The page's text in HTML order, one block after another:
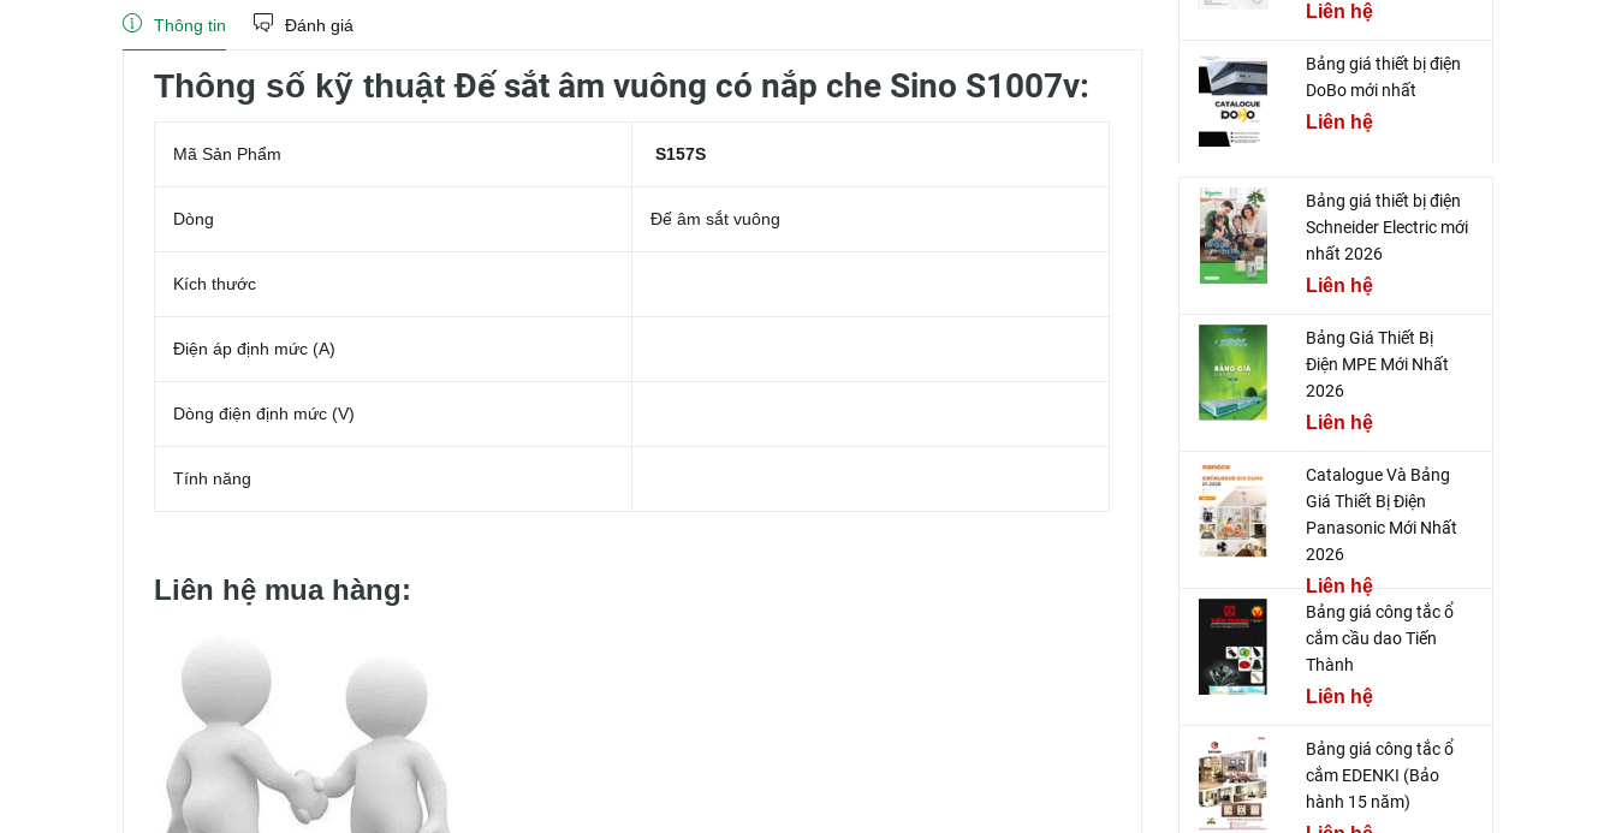
Thông tin Đánh giá
Thông số kỹ thuậtĐế sắt âm vuông có nắp che Sino S1007v:
Mã Sản Phẩm S157S
Dòng Đế âm sắt vuông
Kích thước
Điện áp định mức (A)
Dòng điện định mức (V)
Tính năng
Liên hệ mua hàng:
Liên hệ
Bảng giá thiết bị điện
DoBo mới nhất
Liên hệ
Bảng giá thiết bị điện
Schneider Electric mới
nhất 2026
Liên hệ
Bảng Giá Thiết Bị
Điện MPE Mới Nhất
2026
Liên hệ
Catalogue Và Bảng
Giá Thiết Bị Điện
Panasonic Mới Nhất
2026
Liên hệ
Bảng giá công tắc ổ
cắm cầu dao Tiến
Thành
Liên hệ
Bảng giá công tắc ổ
cắm EDENKI (Bảo
hành 15 năm)